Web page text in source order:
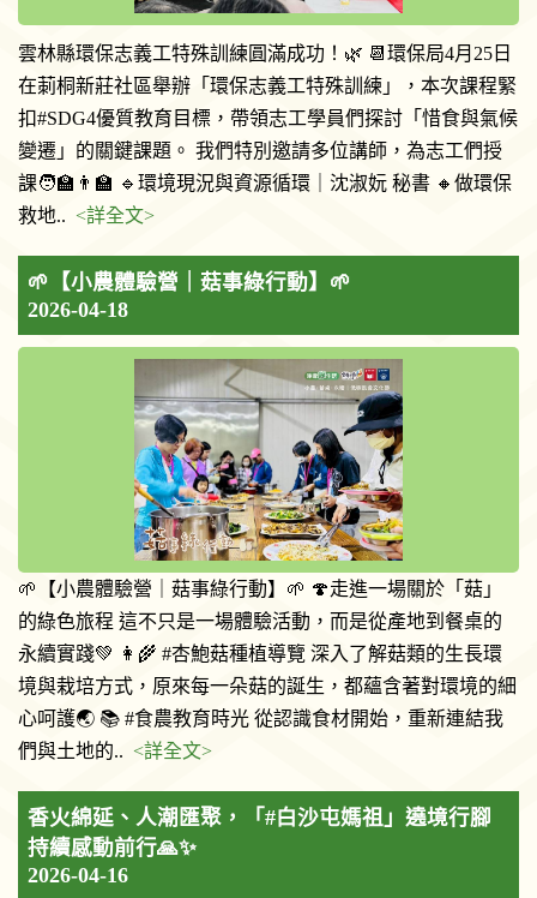
雲林縣環保志義工特殊訓練圓滿成功！🌿 📆環保局4月25日
在莿桐新莊社區舉辦「環保志義工特殊訓練」，本次課程緊
扣#SDG4優質教育目標，帶領志工學員們探討「惜食與氣候
變遷」的關鍵課題。 我們特別邀請多位講師，為志工們授
課🧑‍🏫👨‍🏫 🔹環境現況與資源循環｜沈淑妧 秘書 🔸做環保
救地.. <詳全文>
🌱【小農體驗營｜菇事綠行動】🌱
2026-04-18
🌱【小農體驗營｜菇事綠行動】🌱 🍄走進一場關於「菇」
的綠色旅程 這不只是一場體驗活動，而是從產地到餐桌的
永續實踐💚 👩‍🌾 #杏鮑菇種植導覽 深入了解菇類的生長環
境與栽培方式，原來每一朵菇的誕生，都蘊含著對環境的細
心呵護🌏 📚 #食農教育時光 從認識食材開始，重新連結我
們與土地的.. <詳全文>
香火綿延、人潮匯聚，「#白沙屯媽祖」遶境行腳
持續感動前行🙏✨
2026-04-16